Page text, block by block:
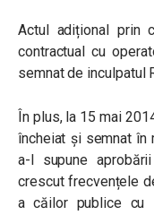
Actul adițional prin
contractual cu
semnat de inculpatul
În plus, la 15 mai
încheiat și semnat în
a-l supune
crescut frecvențele
a căilor publice cu